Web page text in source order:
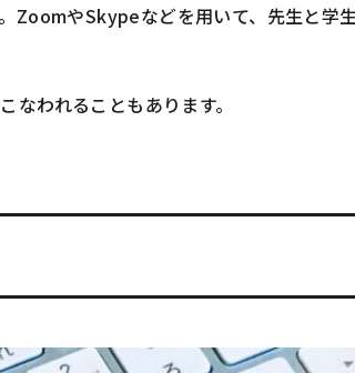
ZoomやSkypeなどを用いて、先生と学
われることもあります。